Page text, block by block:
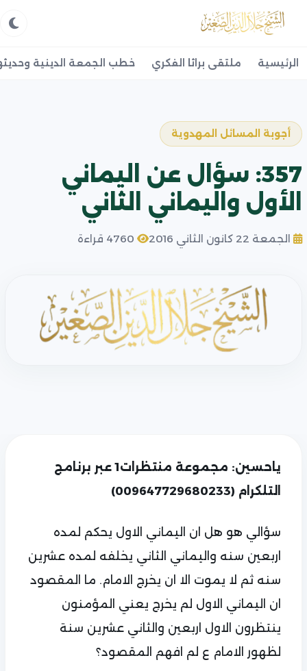
الرئيسية ملتقى براثا الفكري خطب الجمعة الدينية
أجوبة المسائل المهدوية
357: سؤال عن اليماني
الأول واليماني الثاني
الجمعة 22 كانون الثاني 2016
ياحسين: مجموعة منتظرات1 عبر برنامج
التلكرام (009647729680233)
سؤالي هو هل ان اليماني الاول يحكم لمده
اربعين سنه واليماني الثاني يخلفه لمده عشرين
سنه ثم لا يموت الا ان يخرج الامام. ما المقصود
ان اليماني الاول لم يخرج يعني المؤمنون
ينتظرون الاول اربعين والثاني عشرين سنة
لظهور الامام ع لم افهم المقصود؟